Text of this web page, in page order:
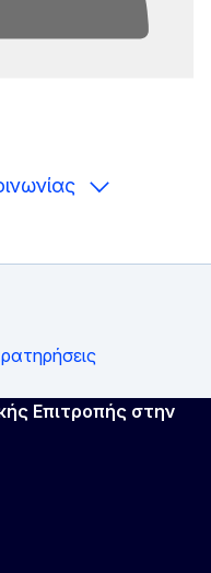
Επιτροπής στην